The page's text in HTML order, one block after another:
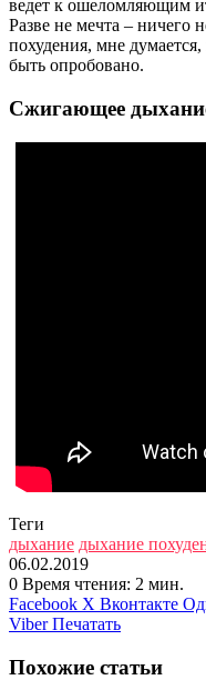
ведет к ошеломляющим
Разве не мечта – ничего
похудения, мне
быть опробовано.
Сжигающее
Теги
дыхание дыхание
06.02.2019
0 Время чтения: 2 мин.
Facebook X Вконтакте
Viber Печатать
Похожие статьи